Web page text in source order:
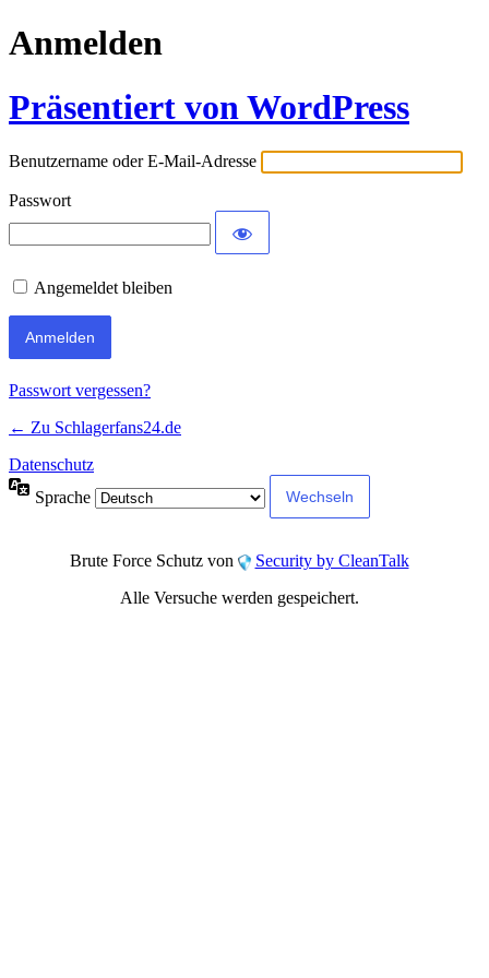
Anmelden
Präsentiert von WordPress
Benutzername oder E-Mail-Adresse
Passwort
Angemeldet bleiben
Passwort vergessen?
← Zu Schlagerfans24.de
Datenschutz
Sprache
Brute Force Schutz von
Security by CleanTalk
Alle Versuche werden gespeichert.